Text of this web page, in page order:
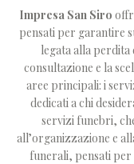
Impresa San Siro
pensati per garantire
legata alla perdita
consultazione e la
aree principali: i
dedicati a chi
servizi funebri,
all’organizzazione e
funerali, pensati